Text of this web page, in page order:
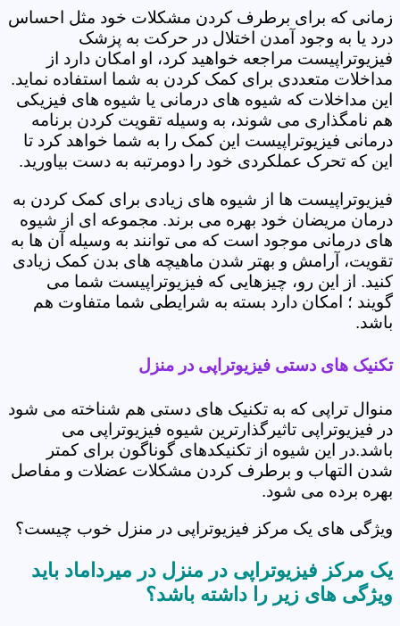
زمانی که برای برطرف کردن مشکلات خود مثل احساس
درد یا به وجود آمدن اختلال در حرکت به پزشک
فیزیوتراپیست مراجعه خواهید کرد، او امکان دارد از
مداخلات متعددی برای کمک کردن به شما استفاده نماید.
این مداخلات که شیوه های درمانی یا شیوه های فیزیکی
هم نامگذاری می شوند، به وسیله تقویت کردن برنامه
درمانی فیزیوتراپیست این کمک را به شما خواهد کرد تا
این که تحرک عملکردی خود را دومرتبه به دست بیاورید.
فیزیوتراپیست ها از شیوه های زیادی برای کمک کردن به
درمان مریضان خود بهره می برند. مجموعه ای از شیوه
های درمانی موجود است که می توانند به وسیله آن ها به
تقویت، آرامش و بهتر شدن ماهیچه های بدن کمک زیادی
کنید. از این رو، چیزهایی که فیزیوتراپیست شما می
گویند ؛ امکان دارد بسته به شرایطی شما متفاوت هم
باشد.
تکنیک های دستی فیزیوتراپی در منزل
منوال تراپی که به تکنیک های دستی هم شناخته می شود
در فیزیوتراپی تاثیرگذارترین شیوه فیزیوتراپی می
باشد.در این شیوه از تکنیکدهای گوناگون برای کمتر
شدن التهاب و برطرف کردن مشکلات عضلات و مفاصل
بهره برده می شود.
ویژگی های یک مرکز فیزیوتراپی در منزل خوب چیست؟
یک مرکز فیزیوتراپی در منزل در میرداماد باید
ویژگی های زیر را داشته باشد؟